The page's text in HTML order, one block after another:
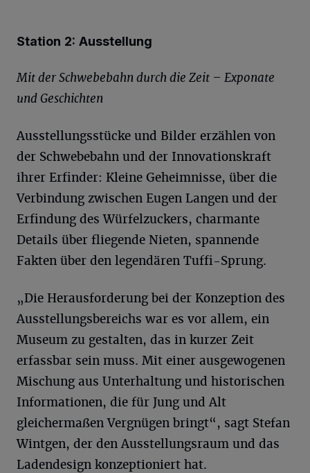
Station 2: Ausstellung
Mit der Schwebebahn durch die Zeit – Exponate
und Geschichten
Ausstellungsstücke und Bilder erzählen von
der Schwebebahn und der Innovationskraft
ihrer Erfinder: Kleine Geheimnisse, über die
Verbindung zwischen Eugen Langen und der
Erfindung des Würfelzuckers, charmante
Details über fliegende Nieten, spannende
Fakten über den legendären Tuffi-Sprung.
„Die Herausforderung bei der Konzeption des
Ausstellungsbereichs war es vor allem, ein
Museum zu gestalten, das in kurzer Zeit
erfassbar sein muss. Mit einer ausgewogenen
Mischung aus Unterhaltung und historischen
Informationen, die für Jung und Alt
gleichermaßen Vergnügen bringt“, sagt Stefan
Wintgen, der den Ausstellungsraum und das
Ladendesign konzeptioniert hat.